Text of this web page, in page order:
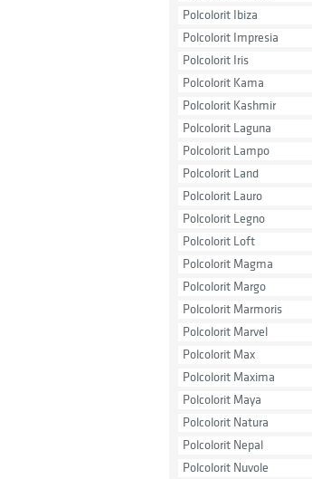
Polcolorit Ibiza
Polcolorit Impresia
Polcolorit Iris
Polcolorit Kama
Polcolorit Kashmir
Polcolorit Laguna
Polcolorit Lampo
Polcolorit Land
Polcolorit Lauro
Polcolorit Legno
Polcolorit Loft
Polcolorit Magma
Polcolorit Margo
Polcolorit Marmoris
Polcolorit Marvel
Polcolorit Max
Polcolorit Maxima
Polcolorit Maya
Polcolorit Natura
Polcolorit Nepal
Polcolorit Nuvole